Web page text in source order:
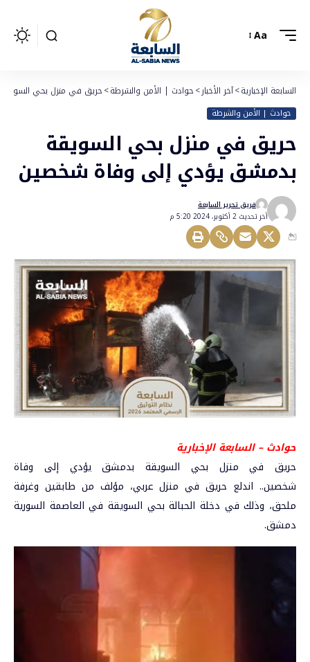
Aa
السابعة الإخبارية>آخر الأخبار>حوادث | الأمن والشرطة>حريق في منزل بحي
حوادث | الأمن والشرطة
حريق في منزل بحي السويقة
بدمشق يؤدي إلى وفاة شخصين
أخر تحديث 2 أكتوبر، 2024 5:20 م
فريق تحرير السابعة
حوادث – السابعة الإخبارية
حريق في منزل بحي السويقة بدمشق يؤدي إلى وفاة
شخصين.. اندلع حريق في منزل عربي، مؤلف من طابقين وغرفة
ملحق، وذلك في دخلة الحبالة بحي السويقة في العاصمة السورية
دمشق.